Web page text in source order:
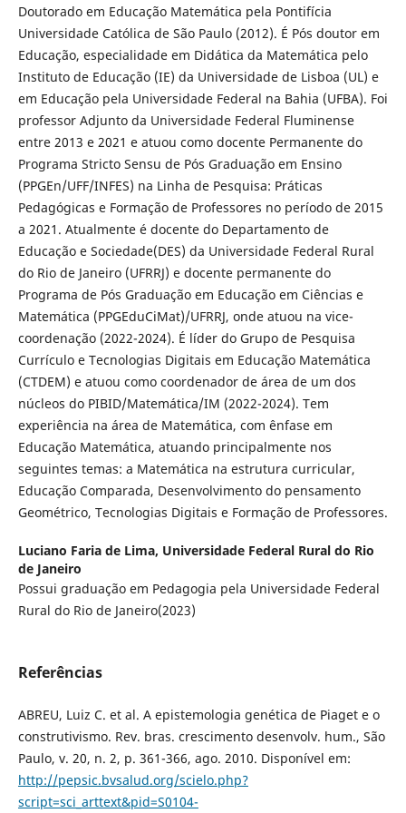
Doutorado em Educação Matemática pela Pontifícia
Universidade Católica de São Paulo (2012). É Pós doutor em
Educação, especialidade em Didática da Matemática pelo
Instituto de Educação (IE) da Universidade de Lisboa (UL) e
em Educação pela Universidade Federal na Bahia (UFBA). Foi
professor Adjunto da Universidade Federal Fluminense
entre 2013 e 2021 e atuou como docente Permanente do
Programa Stricto Sensu de Pós Graduação em Ensino
(PPGEn/UFF/INFES) na Linha de Pesquisa: Práticas
Pedagógicas e Formação de Professores no período de 2015
a 2021. Atualmente é docente do Departamento de
Educação e Sociedade(DES) da Universidade Federal Rural
do Rio de Janeiro (UFRRJ) e docente permanente do
Programa de Pós Graduação em Educação em Ciências e
Matemática (PPGEduCiMat)/UFRRJ, onde atuou na vice-
coordenação (2022-2024). É líder do Grupo de Pesquisa
Currículo e Tecnologias Digitais em Educação Matemática
(CTDEM) e atuou como coordenador de área de um dos
núcleos do PIBID/Matemática/IM (2022-2024). Tem
experiência na área de Matemática, com ênfase em
Educação Matemática, atuando principalmente nos
seguintes temas: a Matemática na estrutura curricular,
Educação Comparada, Desenvolvimento do pensamento
Geométrico, Tecnologias Digitais e Formação de Professores.
Luciano Faria de Lima, Universidade Federal Rural do Rio
de Janeiro
Possui graduação em Pedagogia pela Universidade Federal
Rural do Rio de Janeiro(2023)
Referências
ABREU, Luiz C. et al. A epistemologia genética de Piaget e o
construtivismo. Rev. bras. crescimento desenvolv. hum., São
Paulo, v. 20, n. 2, p. 361-366, ago. 2010. Disponível em:
http://pepsic.bvsalud.org/scielo.php?
script=sci_arttext&pid=S0104-